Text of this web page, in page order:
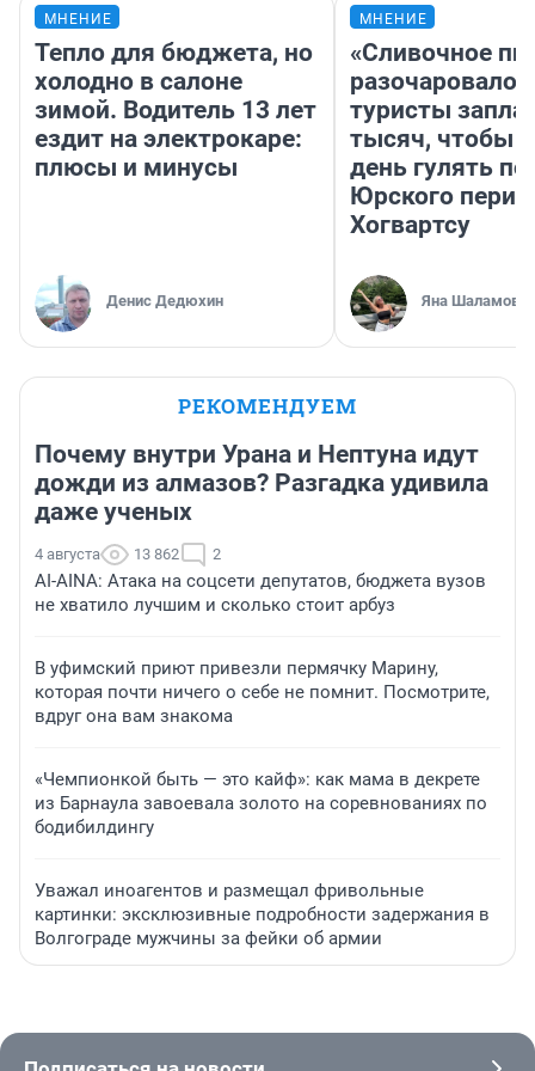
МНЕНИЕ
Тепло для бюджета, но
холодно в салоне
зимой. Водитель 13 лет
ездит на электрокаре:
плюсы и минусы
Денис Дедюхин
МНЕНИЕ
«Сливочное
разочаровало»:
туристы
тысяч, чтобы
день гулять по
Юрского
Хогвартсу
Яна Шаламова
РЕКОМЕНДУЕМ
Почему внутри Урана и Нептуна идут
дожди из алмазов? Разгадка удивила
даже ученых
4 августа 13 862 2
AI-AINA: Атака на соцсети депутатов, бюджета вузов
не хватило лучшим и сколько стоит арбуз
В уфимский приют привезли пермячку Марину,
которая почти ничего о себе не помнит. Посмотрите,
вдруг она вам знакома
«Чемпионкой быть — это кайф»: как мама в декрете
из Барнаула завоевала золото на соревнованиях по
бодибилдингу
Уважал иноагентов и размещал фривольные
картинки: эксклюзивные подробности задержания в
Волгограде мужчины за фейки об армии